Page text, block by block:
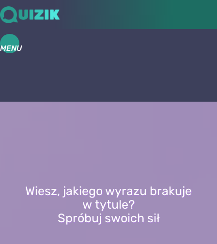
MENU
Wiesz, jakiego wyrazu brakuje
w tytule?
Spróbuj swoich sił